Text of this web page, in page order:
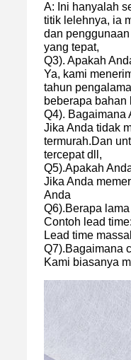
A: Ini hanyalah
titik lelehnya, ia
dan
yang tepat,
Q3). Apakah
Ya, kami
tahun
beberapa bahan
Q4). Bagaimana
Jika Anda tidak
termurah.Dan
tercepat dll,
Q5).Apakah
Jika Anda
Anda
Q6).Berapa
Contoh lead
Lead time
Q7).Bagaimana
Kami biasanya